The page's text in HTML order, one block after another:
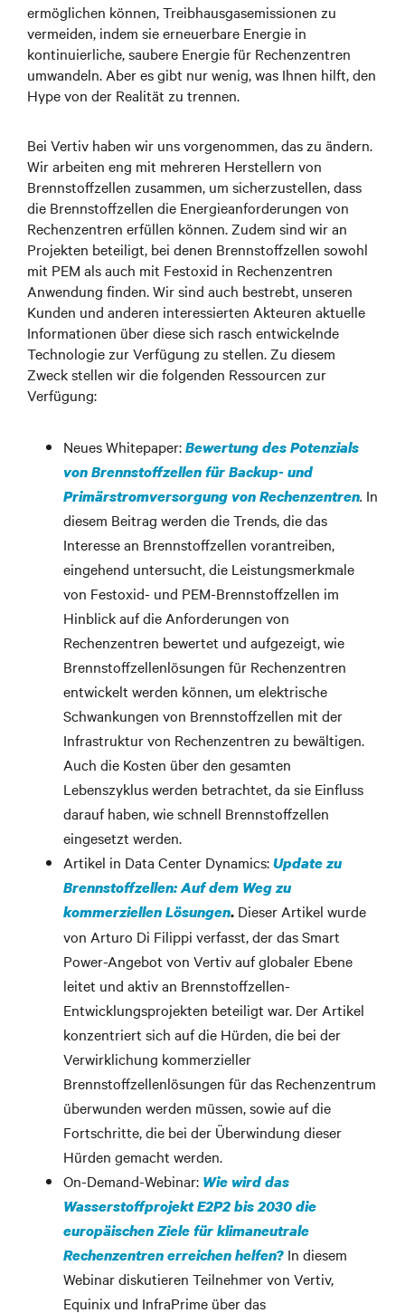
ermöglichen können, Treibhausgasemissionen zu
vermeiden, indem sie erneuerbare Energie in
kontinuierliche, saubere Energie für Rechenzentren
umwandeln. Aber es gibt nur wenig, was Ihnen hilft, den
Hype von der Realität zu trennen.
Bei Vertiv haben wir uns vorgenommen, das zu ändern.
Wir arbeiten eng mit mehreren Herstellern von
Brennstoffzellen zusammen, um sicherzustellen, dass
die Brennstoffzellen die Energieanforderungen von
Rechenzentren erfüllen können. Zudem sind wir an
Projekten beteiligt, bei denen Brennstoffzellen sowohl
mit PEM als auch mit Festoxid in Rechenzentren
Anwendung finden. Wir sind auch bestrebt, unseren
Kunden und anderen interessierten Akteuren aktuelle
Informationen über diese sich rasch entwickelnde
Technologie zur Verfügung zu stellen. Zu diesem
Zweck stellen wir die folgenden Ressourcen zur
Verfügung:
Neues Whitepaper:Bewertung des Potenzials
von Brennstoffzellen für Backup- und
Primärstromversorgung von Rechenzentren. In
diesem Beitrag werden die Trends, die das
Interesse an Brennstoffzellen vorantreiben,
eingehend untersucht, die Leistungsmerkmale
von Festoxid- und PEM-Brennstoffzellen im
Hinblick auf die Anforderungen von
Rechenzentren bewertet und aufgezeigt, wie
Brennstoffzellenlösungen für Rechenzentren
entwickelt werden können, um elektrische
Schwankungen von Brennstoffzellen mit der
Infrastruktur von Rechenzentren zu bewältigen.
Auch die Kosten über den gesamten
Lebenszyklus werden betrachtet, da sie Einfluss
darauf haben, wie schnell Brennstoffzellen
eingesetzt werden.
Artikel in Data Center Dynamics:Update zu
Brennstoffzellen: Auf dem Weg zu
kommerziellen Lösungen. Dieser Artikel wurde
von Arturo Di Filippi verfasst, der das Smart
Power-Angebot von Vertiv auf globaler Ebene
leitet und aktiv an Brennstoffzellen-
Entwicklungsprojekten beteiligt war. Der Artikel
konzentriert sich auf die Hürden, die bei der
Verwirklichung kommerzieller
Brennstoffzellenlösungen für das Rechenzentrum
überwunden werden müssen, sowie auf die
Fortschritte, die bei der Überwindung dieser
Hürden gemacht werden.
On-Demand-Webinar: Wie wird das
Wasserstoffprojekt E2P2 bis 2030 die
europäischen Ziele für klimaneutrale
Rechenzentren erreichen helfen? In diesem
Webinar diskutieren Teilnehmer von Vertiv,
Equinix und InfraPrime über das